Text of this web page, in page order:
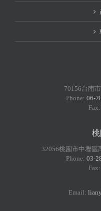
70156台南
Phone: 06-
Fax:
32056桃園市中壢區
Phone: 03-
Fax:
Email: